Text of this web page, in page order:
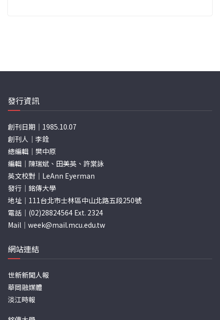
發行資訊
創刊日期｜1985.10.07
創刊人｜李銓
總編輯｜樊中原
編輯｜陳瑞斌、田美英、許棠詠
英文校對｜LeAnn Eyerman
發行｜銘傳大學
地址｜111台北市士林區中山北路五段250號
電話｜(02)28824564 Ext. 2324
Mail｜ week@mail.mcu.edu.tw
網站連結
世新新聞人報
華岡融媒體
淡江時報